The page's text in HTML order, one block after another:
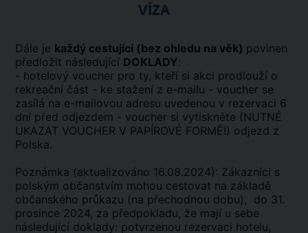
VÍZA
Dále je každý cestující (bez ohledu na věk) povinen
předložit následující DOKLADY:
- hotelový voucher pro ty, kteří si akci prodlouží o
rekreační část - ke stažení z e-mailu - voucher se
zasílá na e-mailovou adresu uvedenou v rezervaci 6
dní před odjezdem - voucher si vytiskněte (NUTNÉ
UKAZAT VOUCHER V PAPÍROVÉ FORMĚ!) odjezd z
Polska.
Poznámka (aktualizováno 16.08.2024): Zákazníci s
polským občanstvím mohou cestovat na základě
občanského průkazu (na přechodnou dobu), do 31.
prosince 2024, za předpokladu, že mají u sebe
následující doklady: potvrzenou rezervaci hotelu,